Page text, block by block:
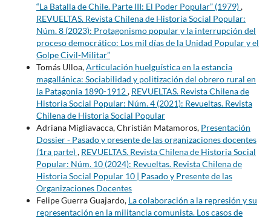
“La Batalla de Chile. Parte III: El Poder Popular” (1979),
REVUELTAS. Revista Chilena de Historia Social Popular:
Núm. 8 (2023): Protagonismo popular y la interrupción del
proceso democrático: Los mil días de la Unidad Popular y el
Golpe Civil-Militar”
Tomás Ulloa,Articulación huelguística en la estancia
magallánica: Sociabilidad y politización del obrero rural en
la Patagonia 1890-1912, REVUELTAS. Revista Chilena de
Historia Social Popular: Núm. 4 (2021): Revueltas. Revista
Chilena de Historia Social Popular
Adriana Migliavacca, Christián Matamoros, Presentación
Dossier - Pasado y presente de las organizaciones docentes
(1ra parte), REVUELTAS. Revista Chilena de Historia Social
Popular: Núm. 10 (2024): Revueltas. Revista Chilena de
Historia Social Popular 10 | Pasado y Presente de las
Organizaciones Docentes
Felipe Guerra Guajardo, La colaboración a la represión y su
representación en la militancia comunista. Los casos de